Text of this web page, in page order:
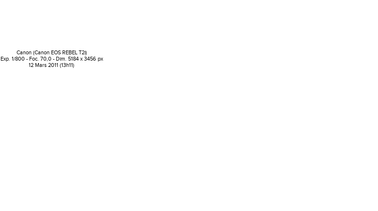
Canon (Canon EOS REBEL T2i)
Exp. 1/800 - Foc. 70,0 - Dim. 5184 x 3456 px
12 Mars 2011 (13h11)